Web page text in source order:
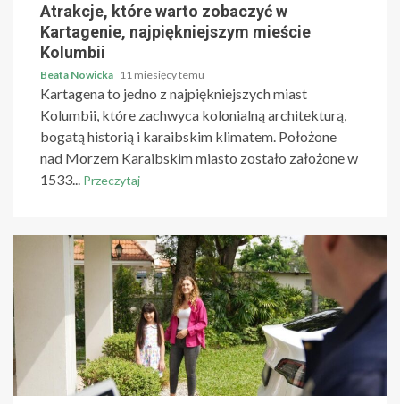
Atrakcje, które warto zobaczyć w
Kartagenie, najpiękniejszym mieście
Kolumbii
Beata Nowicka 11 miesięcy temu
Kartagena to jedno z najpiękniejszych miast
Kolumbii, które zachwyca kolonialną architekturą,
bogatą historią i karaibskim klimatem. Położone
nad Morzem Karaibskim miasto zostało założone w
1533...
Przeczytaj